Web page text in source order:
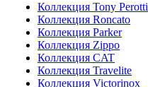
Коллекция Tony Perotti
Коллекция Roncato
Коллекция Parker
Коллекция Zippo
Коллекция CAT
Коллекция Travelite
Коллекция Victorinox